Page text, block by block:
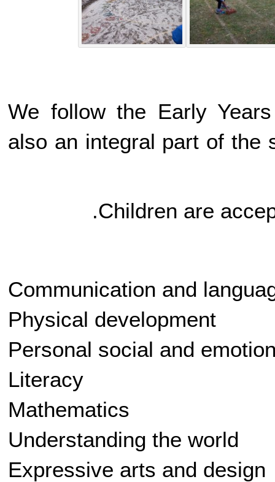
We follow the Early
also an integral part of
Children are
Communication and
Physical development
Personal social and
Literacy
Mathematics
Understanding the world
Expressive arts and design